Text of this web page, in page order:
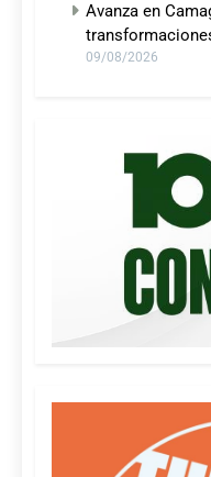
Avanza en
09/08/2026